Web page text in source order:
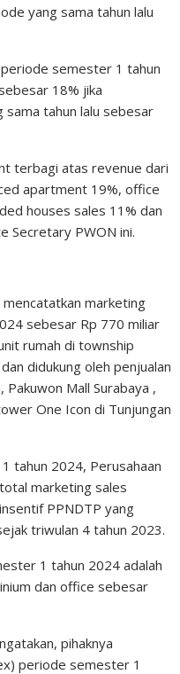
yang sama tahun lalu
semester 1 tahun
18% jika
sama tahun lalu sebesar
terbagi atas revenue dari
apartment 19%, office
houses sales 11% dan
Secretary PWON ini.
marketing
sebesar Rp 770 miliar
rumah di township
didukung oleh penjualan
Mall Surabaya ,
One Icon di Tunjungan
tahun 2024, Perusahaan
marketing sales
PPNDTP yang
triwulan 4 tahun 2023.
1 tahun 2024 adalah
dan office sebesar
pihaknya
periode semester 1